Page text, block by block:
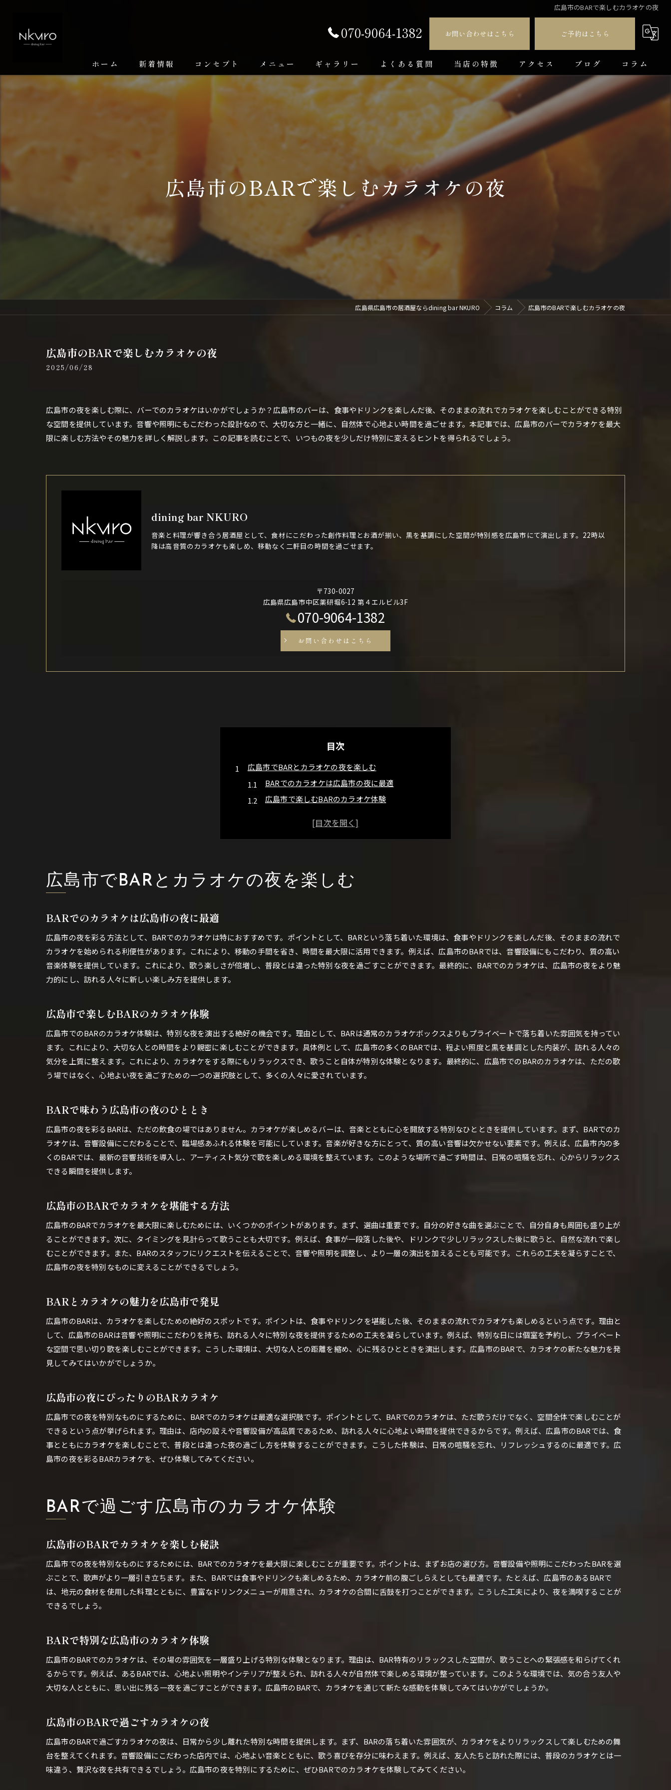
広島市のBARで楽しむカラオケの夜
070-9064-1382 お問い合わせはこちら ご予約はこちら
ホーム 新着情報 コンセプト メニュー ギャラリー よくある質問 当店の特徴
ダイニングバー
貸切
カラオケ
飲み放題
コース
アクセス ブログ コラム
広島市のBARで楽しむカラオケの夜
広島県広島市の居酒屋ならdining bar NKURO コラム 広島市のBARで楽しむカラオケの夜
広島市のBARで楽しむカラオケの夜
2025/06/28
広島市の夜を楽しむ際に、バーでのカラオケはいかがでしょうか？広島市のバーは、食事やドリンクを楽しんだ後、そのままの流れでカラオケを楽しむことができる特別
な空間を提供しています。音響や照明にもこだわった設計なので、大切な方と一緒に、自然体で心地よい時間を過ごせます。本記事では、広島市のバーでカラオケを最大
限に楽しむ方法やその魅力を詳しく解説します。この記事を読むことで、いつもの夜を少しだけ特別に変えるヒントを得られるでしょう。
dining bar NKURO
音楽と料理が響き合う居酒屋として、食材にこだわった創作料理とお酒が揃い、黒を基調にした空間が特別感を広島市にて演出します。22時以
降は高音質のカラオケも楽しめ、移動なく二軒目の時間を過ごせます。
〒730-0027
広島県広島市中区薬研堀6-12 第４エルビル3F
070-9064-1382
お問い合わせはこちら
目次
広島市でBARとカラオケの夜を楽しむ
BARでのカラオケは広島市の夜に最適
広島市で楽しむBARのカラオケ体験
広島市のBARでカラオケを堪能する方法
BARで過ごす広島市のカラオケ体験
BARで体験する広島市のカラオケの魅力
広島市の夜を彩るBARカラオケ体験
広島のBARで楽しむ夜のカラオケ
BARでのカラオケが広島の夜を変える
広島の夜をBARで彩るカラオケの魅力
BARで広島市のカラオケを極める
BARで広島市のカラオケを満喫する秘訣
広島市のBARでカラオケを楽しむコツ
広島市でBARとカラオケを堪能する夜
BARで広島市のカラオケを堪能する夜
広島市の夜を楽しむBARでのカラオケ
BARでのカラオケを広島市で楽しむ秘訣
BARで広島市のカラオケを堪能する秘訣
広島市のBARで特別なカラオケ体験
BARで楽しむ広島市のカラオケタイム
特別なひとときを広島市のBARで
広島市でBARとカラオケの夜を楽しむ
BARでのカラオケは広島市の夜に最適
広島市の夜を彩る方法として、BARでのカラオケは特におすすめです。ポイントとして、BARという落ち着いた環境は、食事やドリンクを楽しんだ後、そのままの流れで
カラオケを始められる利便性があります。これにより、移動の手間を省き、時間を最大限に活用できます。例えば、広島市のBARでは、音響設備にもこだわり、質の高い
音楽体験を提供しています。これにより、歌う楽しさが倍増し、普段とは違った特別な夜を過ごすことができます。最終的に、BARでのカラオケは、広島市の夜をより魅
力的にし、訪れる人々に新しい楽しみ方を提供します。
広島市で楽しむBARのカラオケ体験
広島市でのBARのカラオケ体験は、特別な夜を演出する絶好の機会です。理由として、BARは通常のカラオケボックスよりもプライベートで落ち着いた雰囲気を持ってい
ます。これにより、大切な人との時間をより親密に楽しむことができます。具体例として、広島市の多くのBARでは、程よい照度と黒を基調とした内装が、訪れる人々の
気分を上質に整えます。これにより、カラオケをする際にもリラックスでき、歌うこと自体が特別な体験となります。最終的に、広島市でのBARのカラオケは、ただの歌
う場ではなく、心地よい夜を過ごすための一つの選択肢として、多くの人々に愛されています。
BARで味わう広島市の夜のひととき
広島市の夜を彩るBARは、ただの飲食の場ではありません。カラオケが楽しめるバーは、音楽とともに心を開放する特別なひとときを提供しています。まず、BARでのカ
ラオケは、音響設備にこだわることで、臨場感あふれる体験を可能にしています。音楽が好きな方にとって、質の高い音響は欠かせない要素です。例えば、広島市内の多
くのBARでは、最新の音響技術を導入し、アーティスト気分で歌を楽しめる環境を整えています。このような場所で過ごす時間は、日常の喧騒を忘れ、心からリラックス
できる瞬間を提供します。
広島市のBARでカラオケを堪能する方法
広島市のBARでカラオケを最大限に楽しむためには、いくつかのポイントがあります。まず、選曲は重要です。自分の好きな曲を選ぶことで、自分自身も周囲も盛り上が
ることができます。次に、タイミングを見計らって歌うことも大切です。例えば、食事が一段落した後や、ドリンクで少しリラックスした後に歌うと、自然な流れで楽し
むことができます。また、BARのスタッフにリクエストを伝えることで、音響や照明を調整し、より一層の演出を加えることも可能です。これらの工夫を凝らすことで、
広島市の夜を特別なものに変えることができるでしょう。
BARとカラオケの魅力を広島市で発見
広島市のBARは、カラオケを楽しむための絶好のスポットです。ポイントは、食事やドリンクを堪能した後、そのままの流れでカラオケも楽しめるという点です。理由と
して、広島市のBARは音響や照明にこだわりを持ち、訪れる人々に特別な夜を提供するための工夫を凝らしています。例えば、特別な日には個室を予約し、プライベート
な空間で思い切り歌を楽しむことができます。こうした環境は、大切な人との距離を縮め、心に残るひとときを演出します。広島市のBARで、カラオケの新たな魅力を発
見してみてはいかがでしょうか。
広島市の夜にぴったりのBARカラオケ
広島市での夜を特別なものにするために、BARでのカラオケは最適な選択肢です。ポイントとして、BARでのカラオケは、ただ歌うだけでなく、空間全体で楽しむことが
できるという点が挙げられます。理由は、店内の設えや音響設備が高品質であるため、訪れる人々に心地よい時間を提供できるからです。例えば、広島市のBARでは、食
事とともにカラオケを楽しむことで、普段とは違った夜の過ごし方を体験することができます。こうした体験は、日常の喧騒を忘れ、リフレッシュするのに最適です。広
島市の夜を彩るBARカラオケを、ぜひ体験してみてください。
BARで過ごす広島市のカラオケ体験
広島市のBARでカラオケを楽しむ秘訣
広島市での夜を特別なものにするためには、BARでのカラオケを最大限に楽しむことが重要です。ポイントは、まずお店の選び方。音響設備や照明にこだわったBARを選
ぶことで、歌声がより一層引き立ちます。また、BARでは食事やドリンクも楽しめるため、カラオケ前の腹ごしらえとしても最適です。たとえば、広島市のあるBARで
は、地元の食材を使用した料理とともに、豊富なドリンクメニューが用意され、カラオケの合間に舌鼓を打つことができます。こうした工夫により、夜を満喫することが
できるでしょう。
BARで特別な広島市のカラオケ体験
広島市のBARでのカラオケは、その場の雰囲気を一層盛り上げる特別な体験となります。理由は、BAR特有のリラックスした空間が、歌うことへの緊張感を和らげてくれ
るからです。例えば、あるBARでは、心地よい照明やインテリアが整えられ、訪れる人々が自然体で楽しめる環境が整っています。このような環境では、気の合う友人や
大切な人とともに、思い出に残る一夜を過ごすことができます。広島市のBARで、カラオケを通じて新たな感動を体験してみてはいかがでしょうか。
広島市のBARで過ごすカラオケの夜
広島市のBARで過ごすカラオケの夜は、日常から少し離れた特別な時間を提供します。まず、BARの落ち着いた雰囲気が、カラオケをよりリラックスして楽しむための舞
台を整えてくれます。音響設備にこだわった店内では、心地よい音楽とともに、歌う喜びを存分に味わえます。例えば、友人たちと訪れた際には、普段のカラオケとは一
味違う、贅沢な夜を共有できるでしょう。広島市の夜を特別にするために、ぜひBARでのカラオケを体験してみてください。
ご予約はこちら
ご予約はこちら